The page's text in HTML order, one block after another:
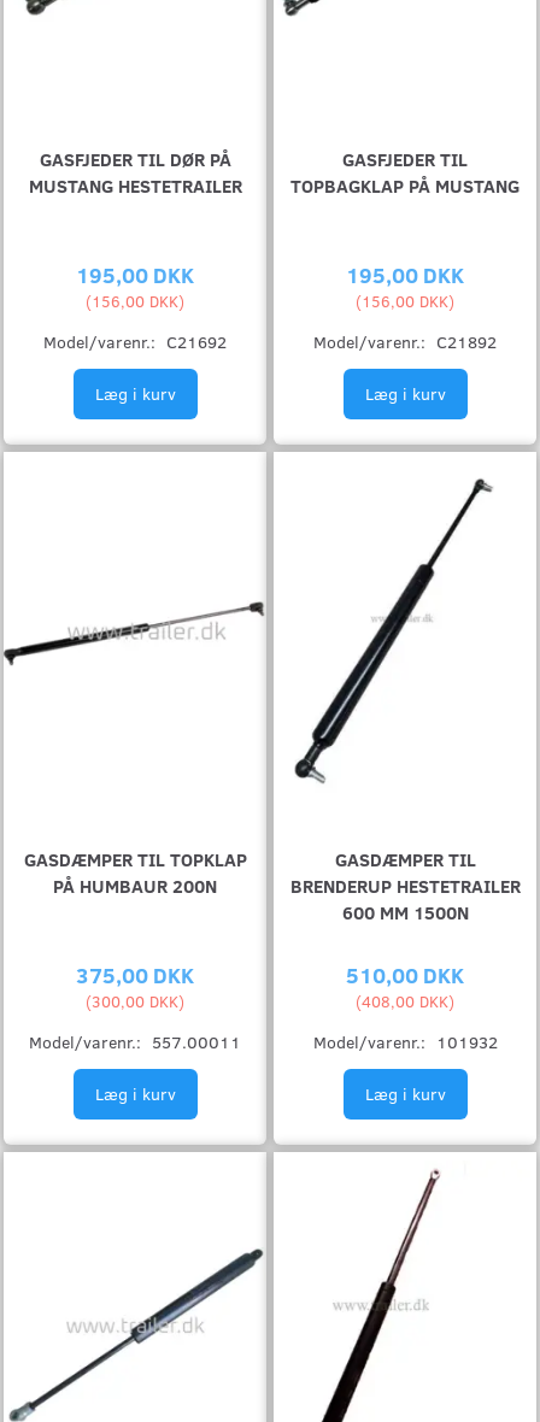
GASFJEDER TIL DØR PÅ
MUSTANG HESTETRAILER
195,00 DKK
(156,00 DKK)
Model/varenr.: C21692
Læg i kurv
GASFJEDER TIL
TOPBAGKLAP PÅ MUSTANG
195,00 DKK
(156,00 DKK)
Model/varenr.: C21892
Læg i kurv
GASDÆMPER TIL TOPKLAP
PÅ HUMBAUR 200N
375,00 DKK
(300,00 DKK)
Model/varenr.: 557.00011
Læg i kurv
GASDÆMPER TIL
BRENDERUP HESTETRAILER
600 MM 1500N
510,00 DKK
(408,00 DKK)
Model/varenr.: 101932
Læg i kurv